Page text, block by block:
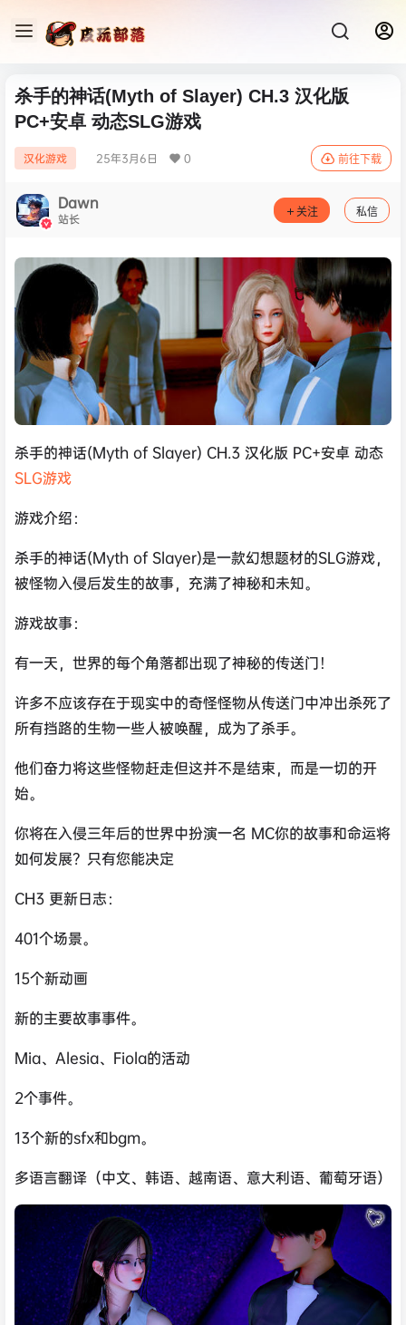
杀手的神话(Myth of Slayer) CH.3 汉化版
PC+安卓 动态SLG游戏
汉化游戏 25年3月6日 0 前往下载
Dawn
站长 关注 私信
杀手的神话(Myth of Slayer) CH.3 汉化版 PC+安卓 动态
SLG游戏
游戏介绍：
杀手的神话(Myth of Slayer)是一款幻想题材的SLG游戏，
被怪物入侵后发生的故事，充满了神秘和未知。
游戏故事：
有一天，世界的每个角落都出现了神秘的传送门！
许多不应该存在于现实中的奇怪怪物从传送门中冲出杀死了
所有挡路的生物一些人被唤醒，成为了杀手。
他们奋力将这些怪物赶走但这并不是结束，而是一切的开
始。
你将在入侵三年后的世界中扮演一名 MC你的故事和命运将
如何发展？只有您能决定
CH3 更新日志：
401个场景。
15个新动画
新的主要故事事件。
Mia、Alesia、Fiola的活动
2个事件。
13个新的sfx和bgm。
多语言翻译（中文、韩语、越南语、意大利语、葡萄牙语）